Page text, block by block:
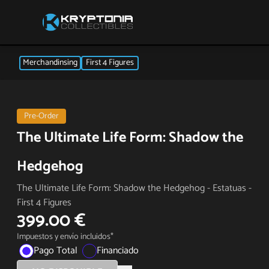
Merchandinsing First 4 Figures
Pre-Order
The Ultimate Life Form: Shadow the
Hedgehog
The Ultimate Life Form: Shadow the Hedgehog - Estatuas -
First 4 Figures
399.00 €
Impuestos y envío incluidos*
Pago Total
Financiado